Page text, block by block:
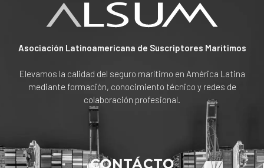
Asociación Latinoamericana de Suscriptores Marítimos
Elevamos la calidad del seguro marítimo en América Latina
mediante formación, conocimiento técnico y redes de
colaboración profesional.
CONTÁCTO